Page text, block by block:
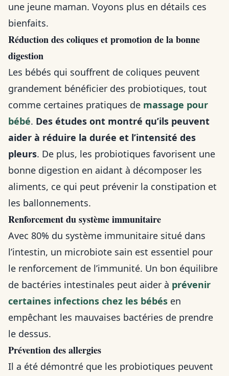
une jeune maman. Voyons plus en détails ces
bienfaits.
Réduction des coliques et promotion de la bonne
digestion
Les bébés qui souffrent de coliques peuvent
grandement bénéficier des probiotiques, tout
comme certaines pratiques de massage pour
bébé. Des études ont montré qu’ils peuvent
aider à réduire la durée et l’intensité des
pleurs. De plus, les probiotiques favorisent une
bonne digestion en aidant à décomposer les
aliments, ce qui peut prévenir la constipation et
les ballonnements.
Renforcement du système immunitaire
Avec 80% du système immunitaire situé dans
l’intestin, un microbiote sain est essentiel pour
le renforcement de l’immunité. Un bon équilibre
de bactéries intestinales peut aider à prévenir
certaines infections chez les bébés en
empêchant les mauvaises bactéries de prendre
le dessus.
Prévention des allergies
Il a été démontré que les probiotiques peuvent